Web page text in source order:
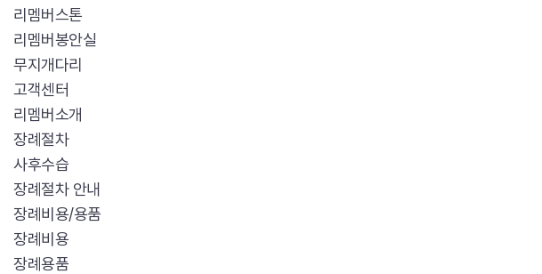
리멤버스톤
리멤버봉안실
무지개다리
고객센터
리멤버소개
장례절차
사후수습
장례절차 안내
장례비용/용품
장례비용
장례용품